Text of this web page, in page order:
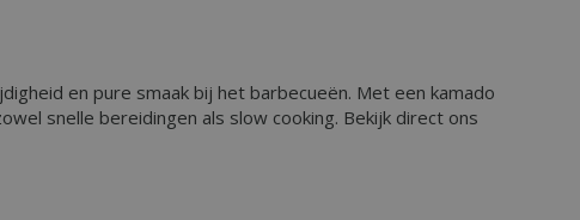
en pure smaak bij het barbecueën. Met een kamado
snelle bereidingen als slow cooking. Bekijk direct ons